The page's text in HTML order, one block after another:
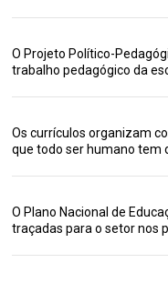
O Projeto Político-
trabalho pedagógico da
Os currículos organizam
que todo ser humano tem
O Plano Nacional de
traçadas para o setor nos